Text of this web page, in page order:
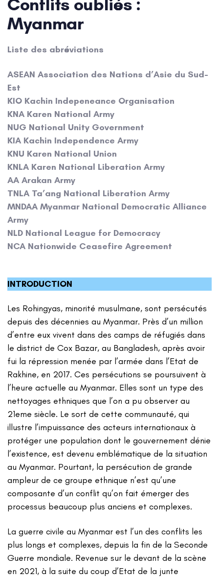
Myanmar
Liste des abréviations
ASEAN Association des Nations d’Asie du Sud-
Est
KIO Kachin Indepeneance Organisation
KNA Karen National Army
NUG National Unity Government
KIA Kachin Independence Army
KNU Karen National Union
KNLA Karen National Liberation Army
AA Arakan Army
TNLA Ta’ang National Liberation Army
MNDAA Myanmar National Democratic Alliance
Army
NLD National League for Democracy
NCA Nationwide Ceasefire Agreement
INTRODUCTION
Les Rohingyas, minorité musulmane, sont persécutés
depuis des décennies au Myanmar. Près d’un million
d’entre eux vivent dans des camps de réfugiés dans
le district de Cox Bazar, au Bangladesh, après avoir
fui la répression menée par l’armée dans l’Etat de
Rakhine, en 2017. Ces persécutions se poursuivent à
l’heure actuelle au Myanmar. Elles sont un type des
nettoyages ethniques que l’on a pu observer au
21eme siècle. Le sort de cette communauté, qui
illustre l’impuissance des acteurs internationaux à
protéger une population dont le gouvernement dénie
l’existence, est devenu emblématique de la situation
au Myanmar. Pourtant, la persécution de grande
ampleur de ce groupe ethnique n’est qu’une
composante d’un conflit qu’on fait émerger des
processus beaucoup plus anciens et complexes.
La guerre civile au Myanmar est l’un des conflits les
plus longs et complexes, depuis la fin de la Seconde
Guerre mondiale. Revenue sur le devant de la scène
en 2021, à la suite du coup d’Etat de la junte